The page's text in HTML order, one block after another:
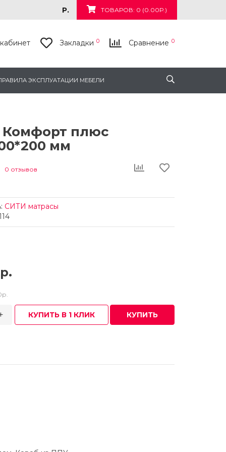
ТОВАРОВ: 0 (0.00Р.)
Р.
Закладки 0 Сравнение 0
ЭКСПЛУАТАЦИИ МЕБЕЛИ
плюс
мм
0 отзывов
СИТИ матрасы
КУПИТЬ В 1 КЛИК КУПИТЬ